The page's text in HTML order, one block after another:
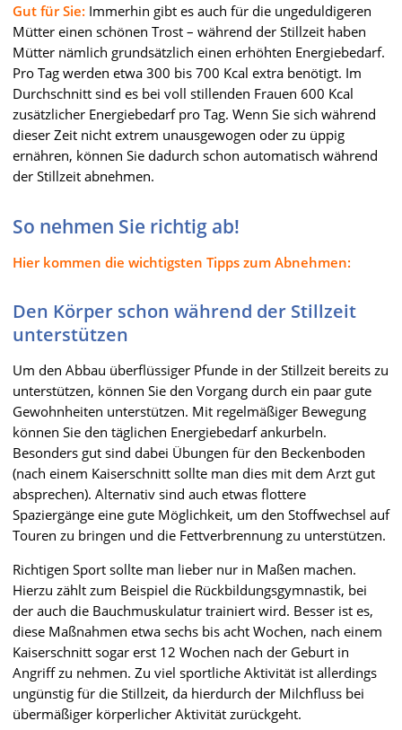
Gut für Sie: Immerhin gibt es auch für die ungeduldigeren
Mütter einen schönen Trost – während der Stillzeit haben
Mütter nämlich grundsätzlich einen erhöhten Energiebedarf.
Pro Tag werden etwa 300 bis 700 Kcal extra benötigt. Im
Durchschnitt sind es bei voll stillenden Frauen 600 Kcal
zusätzlicher Energiebedarf pro Tag. Wenn Sie sich während
dieser Zeit nicht extrem unausgewogen oder zu üppig
ernähren, können Sie dadurch schon automatisch während
der Stillzeit abnehmen.
So nehmen Sie richtig ab!
Hier kommen die wichtigsten Tipps zum Abnehmen:
Den Körper schon während der Stillzeit
unterstützen
Um den Abbau überflüssiger Pfunde in der Stillzeit bereits zu
unterstützen, können Sie den Vorgang durch ein paar gute
Gewohnheiten unterstützen. Mit regelmäßiger Bewegung
können Sie den täglichen Energiebedarf ankurbeln.
Besonders gut sind dabei Übungen für den Beckenboden
(nach einem Kaiserschnitt sollte man dies mit dem Arzt gut
absprechen). Alternativ sind auch etwas flottere
Spaziergänge eine gute Möglichkeit, um den Stoffwechsel auf
Touren zu bringen und die Fettverbrennung zu unterstützen.
Richtigen Sport sollte man lieber nur in Maßen machen.
Hierzu zählt zum Beispiel die Rückbildungsgymnastik, bei
der auch die Bauchmuskulatur trainiert wird. Besser ist es,
diese Maßnahmen etwa sechs bis acht Wochen, nach einem
Kaiserschnitt sogar erst 12 Wochen nach der Geburt in
Angriff zu nehmen. Zu viel sportliche Aktivität ist allerdings
ungünstig für die Stillzeit, da hierdurch der Milchfluss bei
übermäßiger körperlicher Aktivität zurückgeht.